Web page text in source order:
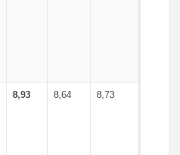
8,93 8,64 8,73